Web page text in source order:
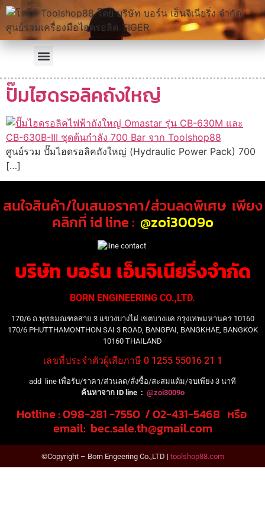
ปั๊มไฮดรอลิคถังใหญ่
ศูนย์รวม ปั๊มไฮดรอลิคถังใหญ่ (Hydraulic Power Pack) 700
[…]
สนใจสินค้า/ใบเสนอราคา/ส่วนลดพิเศษ เพียง
คลิกที่ id line : @zoi3009o
บริษัท บอร์น เอ็นจิเนียริ่งจำกัด
BORN ENGINEERING CO.,LTD.
170/6 ถ.พุทธมณฑลสาย 3 แขวงบางไผ่ เขตบางแค กรุงเทพมหานคร 10160
170/6 PHUTTHAMONTHON SAI 3 ROAD, BANGPAI, BANGKHAE, BANGKOK
10160 THAILAND
เลขที่ประจำตัวผู้เสียภาษี 0 1255 55016 21 1
add line เพื่อรับ/ราคา/ส่วนลด/สั่งซื้อ/สะสมแต้ม/จบเพียง 3 นาที
ค้นหาจาก ID line : @zoi3009o
Hotline : 098-281 -7550 / 02-431-5468 หรือ
email: bec.sale.th@gmail.com
©Copyright – Born Engeering Co.,LTD | toolshop88.com